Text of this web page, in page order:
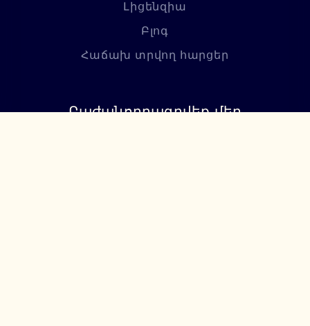
Լիցենզիա
Բլոգ
Հաճախ տրվող հարցեր
Բաժանորդագրվեք մեր